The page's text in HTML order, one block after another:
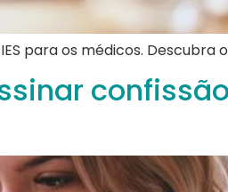
para os médicos. Descubra
confissão